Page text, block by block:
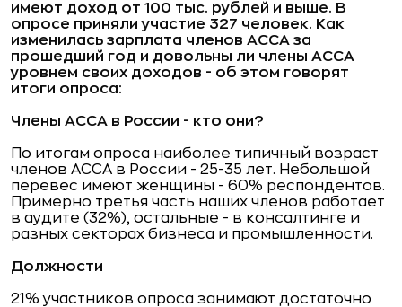
имеют доход от 100 тыс. рублей и выше. В
опросе приняли участие 327 человек. Как
изменилась зарплата членов АССА за
прошедший год и довольны ли члены АССА
уровнем своих доходов - об этом говорят
итоги опроса:
Члены АССА в России - кто они?
По итогам опроса наиболее типичный возраст
членов АССА в России - 25-35 лет. Небольшой
перевес имеют женщины - 60% респондентов.
Примерно третья часть наших членов работает
в аудите (32%), остальные - в консалтинге и
разных секторах бизнеса и промышленности.
Должности
21% участников опроса занимают достаточно